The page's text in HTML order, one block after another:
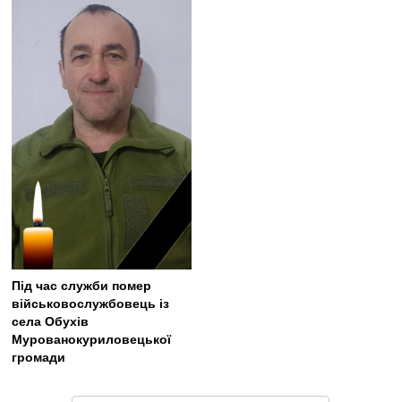
Під час служби помер
військовослужбовець із
села Обухів
Мурованокуриловецької
громади